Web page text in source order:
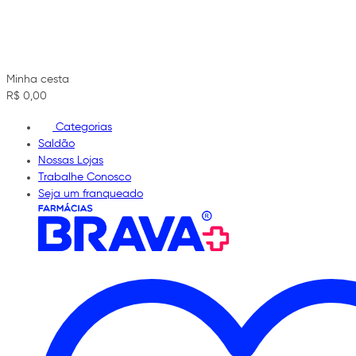
Minha cesta
R$ 0,00
Categorias
Saldão
Nossas Lojas
Trabalhe Conosco
Seja um franqueado